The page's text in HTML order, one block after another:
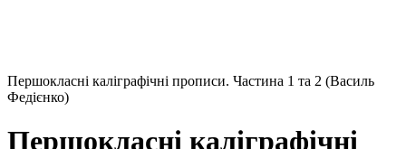
Першокласні каліграфічні прописи. Частина 1 та 2 (Василь
Федієнко)
Першокласні каліграфічні